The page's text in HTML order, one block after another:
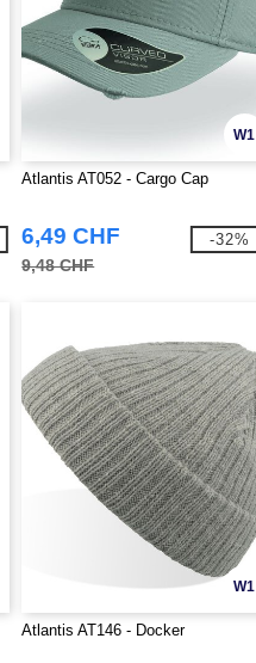
W1
Atlantis AT052 - Cargo Cap
6,49 CHF
9,48 CHF
-32%
W1
Atlantis AT146 - Docker